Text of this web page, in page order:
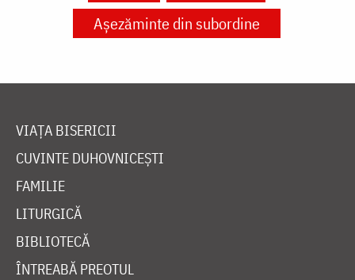
Așezăminte din subordine
VIAȚA BISERICII
CUVINTE DUHOVNICEȘTI
FAMILIE
LITURGICĂ
BIBLIOTECĂ
ÎNTREABĂ PREOTUL